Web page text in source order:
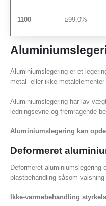
1100 ≥99,0%
Aluminiumslegering er et
metal- eller ikke-
Aluminiumslegering har lav
ledningsevne og fremragende
Aluminiumslegering kan
Deformeret
Deformeret aluminiumslegering
plastbehandling såsom valsning
Ikke-varmebehandling